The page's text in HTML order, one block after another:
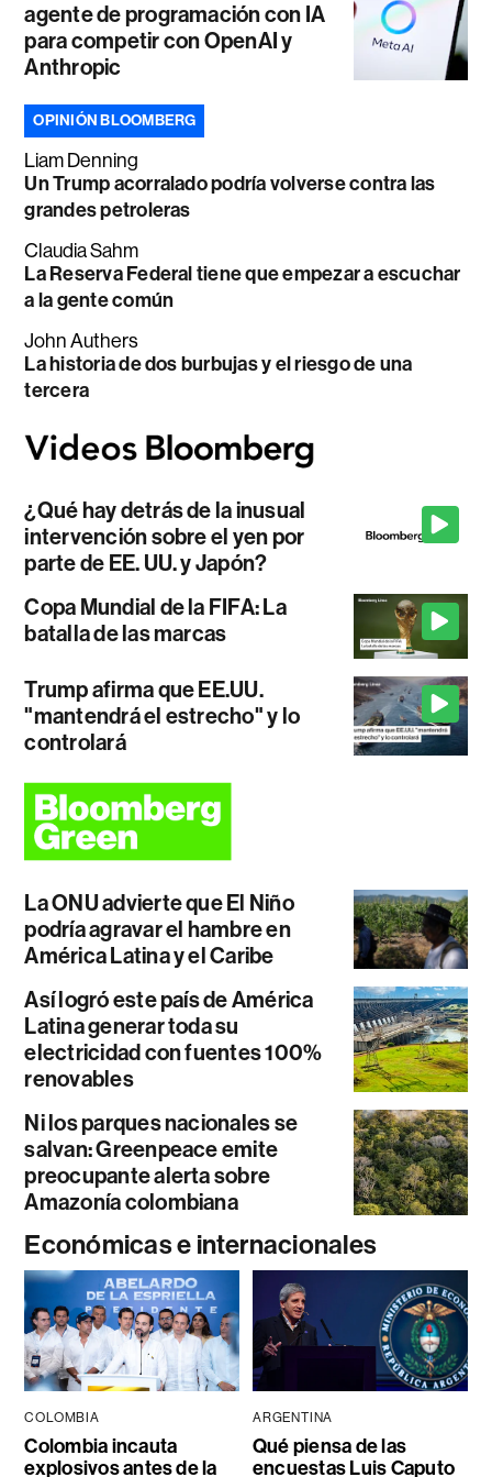
agente de programación con IA
para competir con OpenAI y
Anthropic
OPINIÓN BLOOMBERG
Liam Denning
Un Trump acorralado podría volverse contra las
grandes petroleras
Claudia Sahm
La Reserva Federal tiene que empezar a escuchar
a la gente común
John Authers
La historia de dos burbujas y el riesgo de una
tercera
¿Qué hay detrás de la inusual
intervención sobre el yen por
parte de EE. UU. y Japón?
Copa Mundial de la FIFA: La
batalla de las marcas
Trump afirma que EE.UU.
"mantendrá el estrecho" y lo
controlará
La ONU advierte que El Niño
podría agravar el hambre en
América Latina y el Caribe
Así logró este país de América
Latina generar toda su
electricidad con fuentes 100%
renovables
Ni los parques nacionales se
salvan: Greenpeace emite
preocupante alerta sobre
Amazonía colombiana
Económicas e internacionales
COLOMBIA
Colombia incauta
explosivos antes de la
ARGENTINA
Qué piensa de las
encuestas Luis Caputo